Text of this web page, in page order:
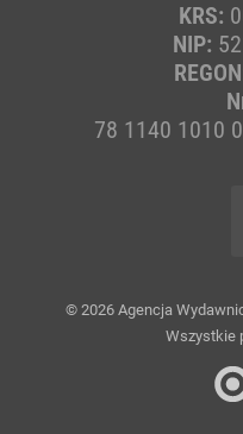
KRS:
NIP:
78 1140 1010
© 2026 Agencja
Wszystkie